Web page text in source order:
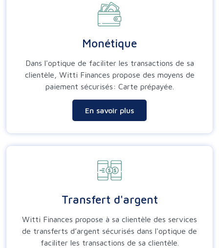
Monétique
Dans l'optique de faciliter les transactions de sa
clientèle, Witti Finances propose des moyens de
paiement sécurisés: Carte prépayée.
En savoir plus
Transfert d'argent
Witti Finances propose à sa clientèle des services
de transferts d’argent sécurisés dans l'optique de
faciliter les transactions de sa clientèle.